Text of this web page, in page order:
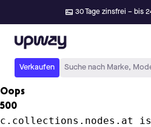
30 Tage zinsfrei – bis
Upway
Verkaufen Suche nach Marke,
Oops
500
c.collections.nodes.at